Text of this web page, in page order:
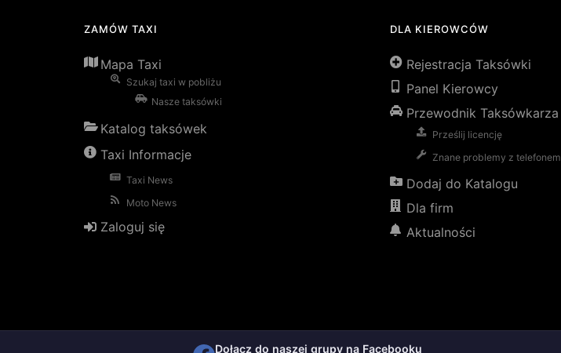
ZAMÓW TAXI
Mapa Taxi
Szukaj taxi w pobliżu
Nasze taksówki
Katalog taksówek
Taxi Informacje
Taxi News
Moto News
Zaloguj się
DLA KIEROWCÓW
Rejestracja Taksówki
Panel Kierowcy
Przewodnik Taksówkarza
Prześlij licencję
Znane problemy z telefonem
Dodaj do Katalogu
Dla firm
Aktualności
Dołącz do naszej grupy na Facebooku